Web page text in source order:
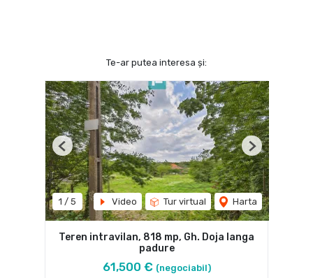
Te-ar putea interesa și:
1 / 5 Video Tur virtual Harta
Previous Next
Teren intravilan, 818 mp, Gh. Doja langa
padure
61,500 € (negociabil)